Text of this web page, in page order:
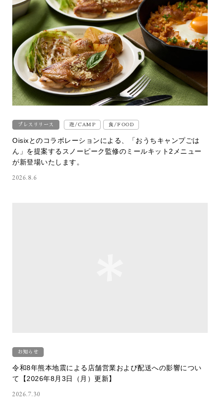
プレスリリース 遊/CAMP 食/FOOD
Oisixとのコラボレーションによる、「おうちキャンプごは
ん」を提案するスノーピーク監修のミールキット2メニュー
が新登場いたします。
2026.8.6
お知らせ
令和8年熊本地震による店舗営業および配送への影響につい
て【2026年8月3日（月）更新】
2026.7.30